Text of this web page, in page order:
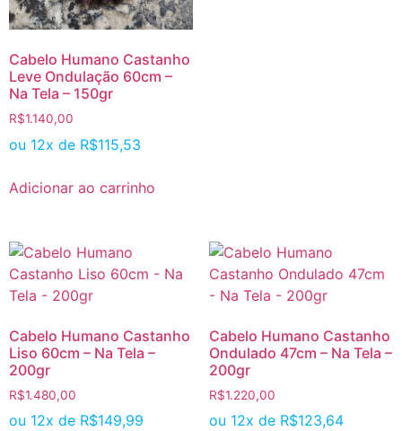
Cabelo Humano Castanho
Leve Ondulação 60cm –
Na Tela – 150gr
R$1.140,00
ou 12x de R$115,53
Adicionar ao carrinho
Cabelo Humano Castanho
Liso 60cm – Na Tela –
200gr
R$1.480,00
ou 12x de R$149,99
Cabelo Humano Castanho
Ondulado 47cm – Na Tela –
200gr
R$1.220,00
ou 12x de R$123,64